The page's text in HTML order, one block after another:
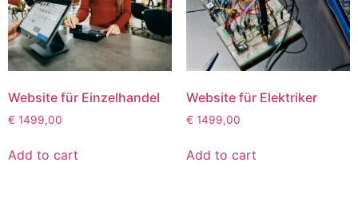
Website für Einzelhandel
€ 1499,00
Add to cart
Website für Elektriker
€ 1499,00
Add to cart